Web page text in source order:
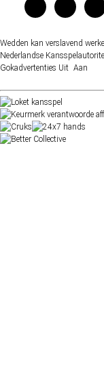
Wedden kan verslavend
Nederlandse
Gokadvertenties Uit Aan